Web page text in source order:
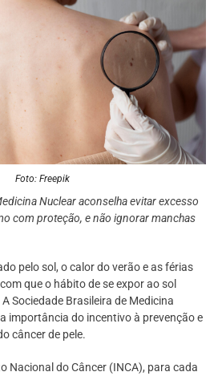
Foto: Freepik
Nuclear aconselhaevitar excesso
com proteção, e não ignorar manchas
pelo sol, o calor do verão e as férias
que o hábito de se expor ao sol
Sociedade Brasileira de Medicina
importância do incentivo à prevenção e
câncer de pele.
Nacional do Câncer (INCA), para cada